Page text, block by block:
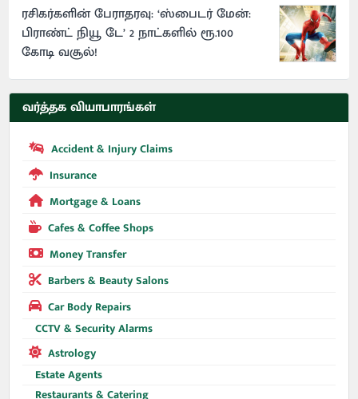
ரசிகர்களின் பேராதரவு: ‘ஸ்பைடர் மேன்:
பிராண்ட் நியூ டே’ 2 நாட்களில் ரூ.100
கோடி வசூல்!
வர்த்தக வியாபாரங்கள்
Accident & Injury Claims
Insurance
Mortgage & Loans
Cafes & Coffee Shops
Money Transfer
Barbers & Beauty Salons
Car Body Repairs
CCTV & Security Alarms
Astrology
Estate Agents
Restaurants & Catering